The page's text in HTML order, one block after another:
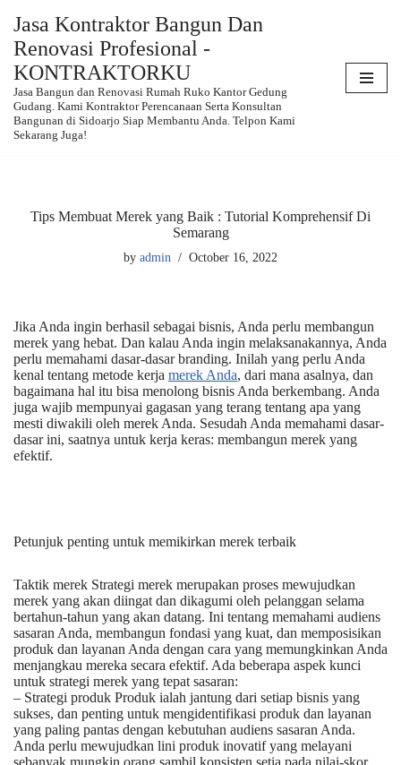
Skip
content
Jasa Kontraktor Bangun Dan
Renovasi Profesional -
KONTRAKTORKU
Jasa Bangun dan Renovasi Rumah Ruko Kantor Gedung
Gudang. Kami Kontraktor Perencanaan Serta Konsultan
Bangunan di Sidoarjo Siap Membantu Anda. Telpon Kami
Sekarang Juga!
Tips Membuat Merek yang Baik : Tutorial Komprehensif Di
Semarang
by admin October 16, 2022
Jika Anda ingin berhasil sebagai bisnis, Anda perlu membangun
merek yang hebat. Dan kalau Anda ingin melaksanakannya, Anda
perlu memahami dasar-dasar branding. Inilah yang perlu Anda
kenal tentang metode kerja merek Anda, dari mana asalnya, dan
bagaimana hal itu bisa menolong bisnis Anda berkembang. Anda
juga wajib mempunyai gagasan yang terang tentang apa yang
mesti diwakili oleh merek Anda. Sesudah Anda memahami dasar-
dasar ini, saatnya untuk kerja keras: membangun merek yang
efektif.
Petunjuk penting untuk memikirkan merek terbaik
Taktik merek Strategi merek merupakan proses mewujudkan
merek yang akan diingat dan dikagumi oleh pelanggan selama
bertahun-tahun yang akan datang. Ini tentang memahami audiens
sasaran Anda, membangun fondasi yang kuat, dan memposisikan
produk dan layanan Anda dengan cara yang memungkinkan Anda
menjangkau mereka secara efektif. Ada beberapa aspek kunci
untuk strategi merek yang tepat sasaran:
– Strategi produk Produk ialah jantung dari setiap bisnis yang
sukses, dan penting untuk mengidentifikasi produk dan layanan
yang paling pantas dengan kebutuhan audiens sasaran Anda.
Anda perlu mewujudkan lini produk inovatif yang melayani
sebanyak mungkin orang sambil konsisten setia pada nilai-skor